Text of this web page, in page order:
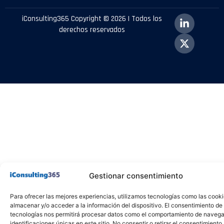
Gestionar consentimiento
Para ofrecer las mejores experiencias, utilizamos tecnologías como las
almacenar y/o acceder a la información del dispositivo. El consentimiento de
tecnologías nos permitirá procesar datos como el comportamiento de
iConsulting365 Copyright © 2026 | Todos los
derechos reservados